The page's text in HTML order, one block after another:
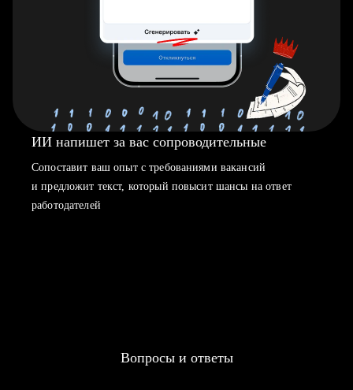
ИИ напишет за вас сопроводительные
Сопоставит ваш опыт с требованиями вакансий
и предложит текст, который повысит шансы на ответ
работодателей
Вопросы и ответы